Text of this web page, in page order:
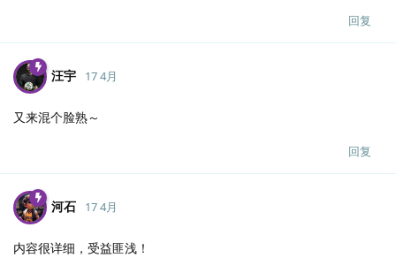
回复
汪宇 17 4月
又来混个脸熟～
回复
河石 17 4月
内容很详细，受益匪浅！